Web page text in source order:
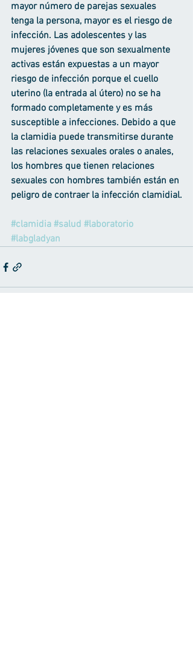
mayor número de parejas sexuales
tenga la persona, mayor es el riesgo de
infección. Las adolescentes y las
mujeres jóvenes que son sexualmente
activas están expuestas a un mayor
riesgo de infección porque el cuello
uterino (la entrada al útero) no se ha
formado completamente y es más
susceptible a infecciones. Debido a que
la clamidia puede transmitirse durante
las relaciones sexuales orales o anales,
los hombres que tienen relaciones
sexuales con hombres también están en
peligro de contraer la infección clamidial.
#clamidia #salud #laboratorio
#labgladyan